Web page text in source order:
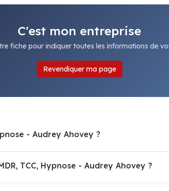
C'est mon entreprise
fiche pour indiquer toutes les informations de
Revendiquer ma page
- Audrey Ahovey ?
TCC, Hypnose - Audrey Ahovey ?